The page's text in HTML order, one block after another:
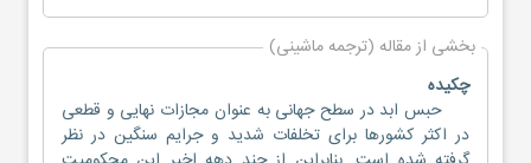
بخشی از مقاله (ترجمه ماشینی)
چکیده
حبس ابد در سطح جهانی به عنوان مجازات نهایی و قطعی
در اکثر کشورها برای تخلفات شدید و جرایم سنگین در نظر